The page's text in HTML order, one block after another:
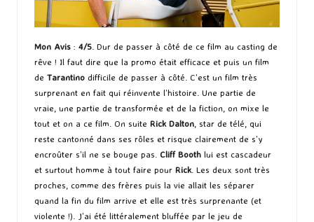
Mon Avis : 4/5 . Dur de passer à côté de ce film au casting de
rêve ! Il faut dire que la promo était efficace et puis un film
de Tarantino difficile de passer à côté. C’est un film très
surprenant en fait qui réinvente l’histoire. Une partie de
vraie, une partie de transformée et de la fiction, on mixe le
tout et on a ce film. On suite Rick Dalton , star de télé, qui
reste cantonné dans ses rôles et risque clairement de s’y
encroûter s’il ne se bouge pas. Cliff Booth lui est cascadeur
et surtout homme à tout faire pour Rick . Les deux sont très
proches, comme des frères puis la vie allait les séparer
quand la fin du film arrive et elle est très surprenante (et
violente !). J’ai été littéralement bluffée par le jeu de